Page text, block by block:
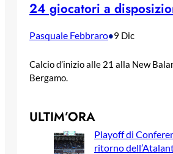
24 giocatori a
Pasquale Febbraro•9 Dic
Calcio d’inizio alle 21 alla New
Bergamo.
ULTIM’ORA
Playoff di
ritorno